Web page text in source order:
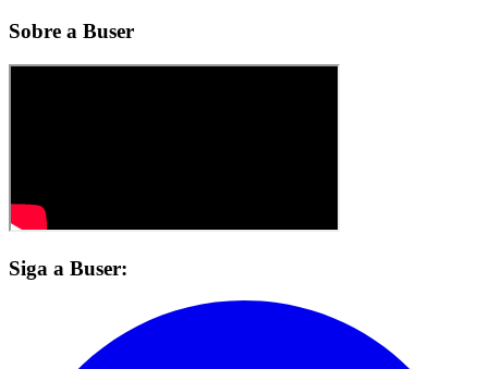
Sobre a Buser
Siga a Buser: